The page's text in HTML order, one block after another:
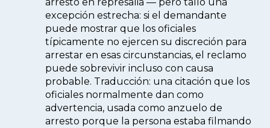
excepción estrecha: si el demandante
puede mostrar que los oficiales
típicamente no ejercen su discreción para
arrestar en esas circunstancias, el reclamo
puede sobrevivir incluso con causa
probable. Traducción: una citación que los
oficiales normalmente dan como
advertencia, usada como anzuelo de
arresto porque la persona estaba filmando